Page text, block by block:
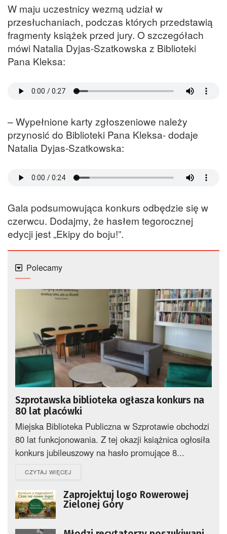
W maju uczestnicy wezmą udział w
przesłuchaniach, podczas których przedstawią
fragmenty książek przed jury. O szczegółach
mówi Natalia Dyjas-Szatkowska z Biblioteki
Pana Kleksa:
– Wypełnione karty zgłoszeniowe należy
przynosić do Biblioteki Pana Kleksa- dodaje
Natalia Dyjas-Szatkowska:
Gala podsumowująca konkurs odbędzie się w
czerwcu. Dodajmy, że hasłem tegorocznej
edycji jest „Ekipy do boju!”.
Polecamy
Szprotawska biblioteka ogłasza konkurs na
80 lat placówki
Miejska Biblioteka Publiczna w Szprotawie obchodzi
80 lat funkcjonowania. Z tej okazji książnica ogłosiła
konkurs jubileuszowy na hasło promujące 8...
CZYTAJ WIĘCEJ
Zaprojektuj logo Rowerowej
Zielonej Góry